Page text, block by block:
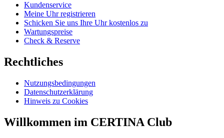
Kundenservice
Meine Uhr registrieren
Schicken Sie uns Ihre Uhr kostenlos zu
Wartungspreise
Check & Reserve
Rechtliches
Nutzungsbedingungen
Datenschutzerklärung
Hinweis zu Cookies
Willkommen im CERTINA Club